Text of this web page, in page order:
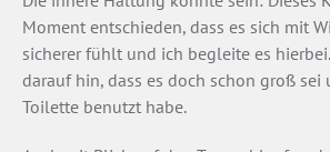
Moment entschieden, dass es sich mit
sicherer fühlt und ich begleite es
darauf hin, dass es doch schon groß sei
Toilette benutzt habe.